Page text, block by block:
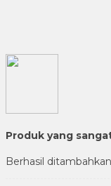
Produk yang
Berhasil